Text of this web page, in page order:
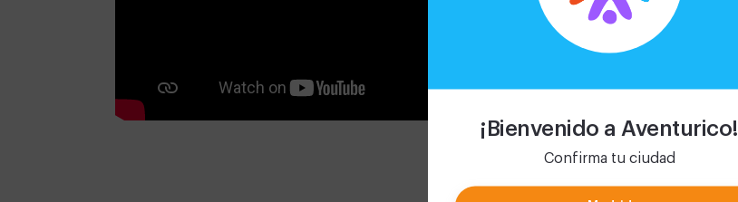
¡Bienvenido a Aventurico!
Confirma tu ciudad